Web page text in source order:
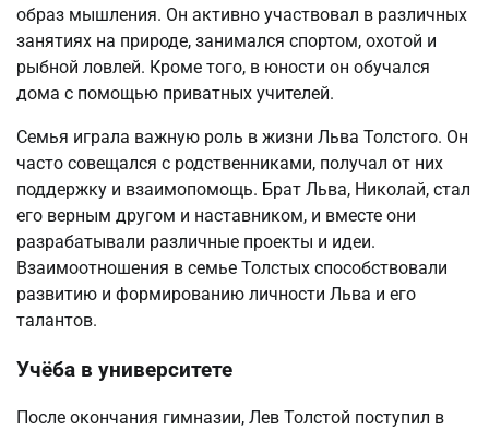
образ мышления. Он активно участвовал в различных
занятиях на природе, занимался спортом, охотой и
рыбной ловлей. Кроме того, в юности он обучался
дома с помощью приватных учителей.
Семья играла важную роль в жизни Льва Толстого. Он
часто совещался с родственниками, получал от них
поддержку и взаимопомощь. Брат Льва, Николай, стал
его верным другом и наставником, и вместе они
разрабатывали различные проекты и идеи.
Взаимоотношения в семье Толстых способствовали
развитию и формированию личности Льва и его
талантов.
Учёба в университете
После окончания гимназии, Лев Толстой поступил в